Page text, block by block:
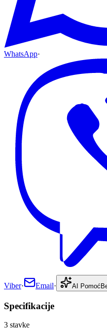
WhatsApp·
Viber· Email· AI Pomoć
Specifikacije
3 stavke